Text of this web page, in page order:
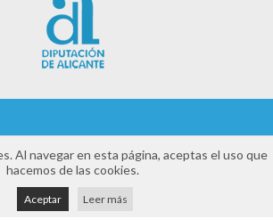
Aviso legal
Política de privacidad
Al navegar en esta página, aceptas el uso que
hacemos de las cookies.
Aceptar Leer más